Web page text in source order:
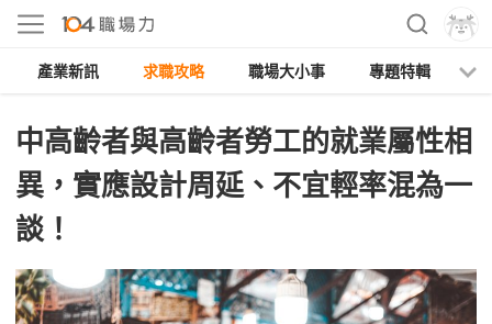
產業新訊 求職攻略 職場大小事 專題特輯
中高齡者與高齡者勞工的就業屬性相
異，實應設計周延、不宜輕率混為一
談！